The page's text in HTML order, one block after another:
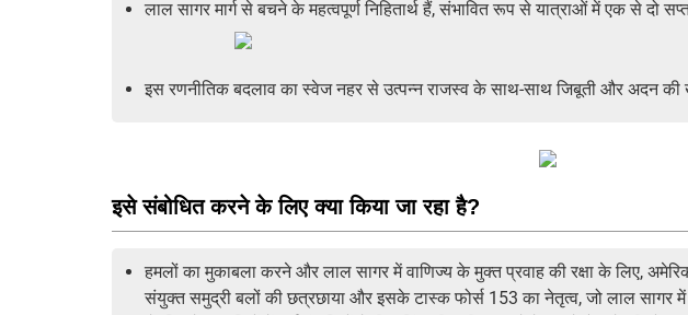
लाल सागर मार्ग से बचने के महत्वपूर्ण निहितार्थ हैं, संभावित रूप से यात्राओं में एक से
इस रणनीतिक बदलाव का स्वेज नहर से उत्पन्न राजस्व के साथ-साथ जिबूती और अदन की
इसे संबोधित करने के लिए क्या किया जा रहा है?
हमलों का मुकाबला करने और लाल सागर में वाणिज्य के मुक्त प्रवाह की रक्षा के लिए,
संयुक्त समुद्री बलों की छत्रछाया और इसके टास्क फोर्स 153 का नेतृत्व, जो लाल सागर में